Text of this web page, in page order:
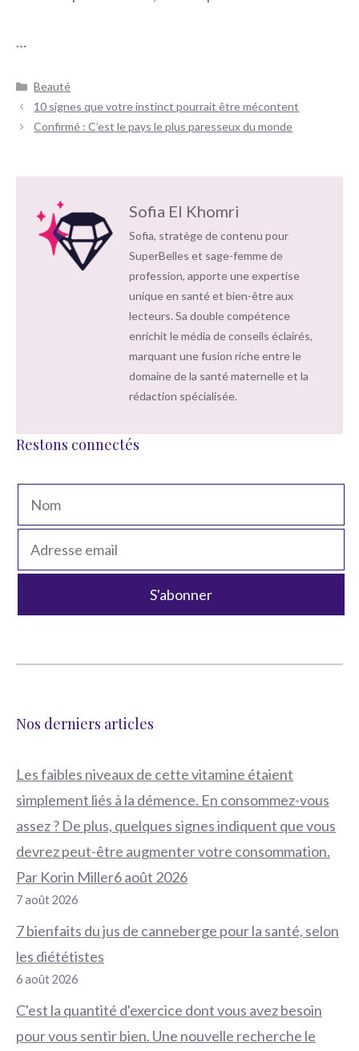
…
Catégories
Beauté
Navigation
des
10 signes que votre instinct pourrait être mécontent
Confirmé : C’est le pays le plus paresseux du monde
Sofia El Khomri
Sofia, stratège de contenu pour
SuperBelles et sage-femme de
profession, apporte une expertise
unique en santé et bien-être aux
lecteurs. Sa double compétence
enrichit le média de conseils éclairés,
marquant une fusion riche entre le
domaine de la santé maternelle et la
rédaction spécialisée.
Restons connectés
Nos derniers articles
Les faibles niveaux de cette vitamine étaient
simplement liés à la démence. En consommez-vous
assez ? De plus, quelques signes indiquent que vous
devrez peut-être augmenter votre consommation.
Par Korin Miller6 août 2026
7 août 2026
7 bienfaits du jus de canneberge pour la santé, selon
les diététistes
6 août 2026
C'est la quantité d'exercice dont vous avez besoin
pour vous sentir bien. Une nouvelle recherche le